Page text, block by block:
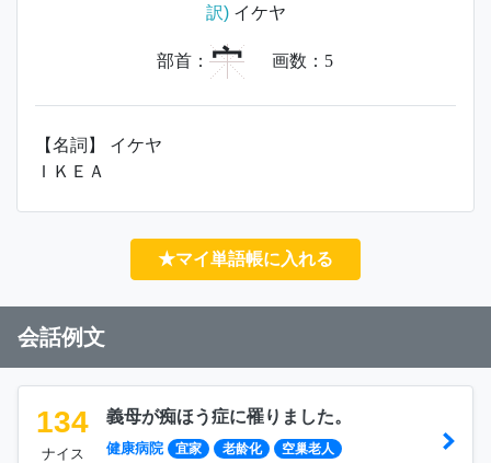
訳)イケヤ
部首： 宀 画数： 5
【名詞】 イケヤ
ＩＫＥＡ
★マイ単語帳に入れる
会話例文
134
ナイス
義母が痴ほう症に罹りました。
健康病院 宜家 老龄化 空巢老人